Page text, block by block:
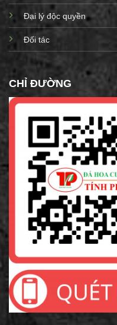
Đại lý độc quyền
Đối tác
CHỈ ĐƯỜNG